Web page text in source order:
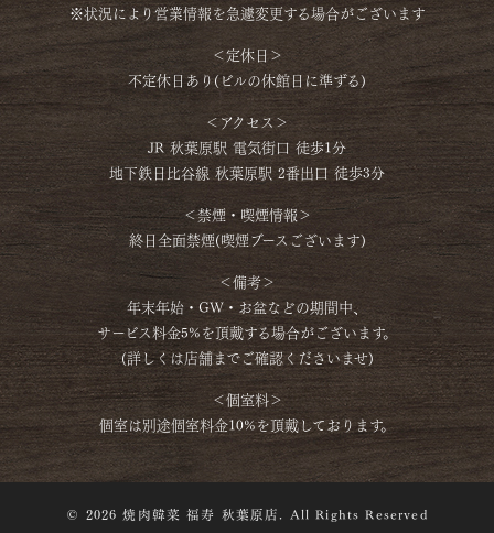
※状況により営業情報を急遽変更する場合がございます
＜定休日＞
不定休日あり(ビルの休館日に準ずる)
＜アクセス＞
JR 秋葉原駅 電気街口 徒歩1分
地下鉄日比谷線 秋葉原駅 2番出口 徒歩3分
＜禁煙・喫煙情報＞
終日全面禁煙(喫煙ブースございます)
＜備考＞
年末年始・GW・お盆などの期間中、
サービス料金5%を頂戴する場合がございます。
(詳しくは店舗までご確認くださいませ)
＜個室料＞
個室は別途個室料金10%を頂戴しております。
© 2026 焼肉韓菜 福寿 秋葉原店. All Rights Reserved